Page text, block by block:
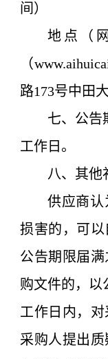
间）
地点（
（www.aih
路173号中田
七、公告
工作日。
八、其他
供应商认
损害的，可
公告期限届
购文件的，以
工作日内，
采购人提出